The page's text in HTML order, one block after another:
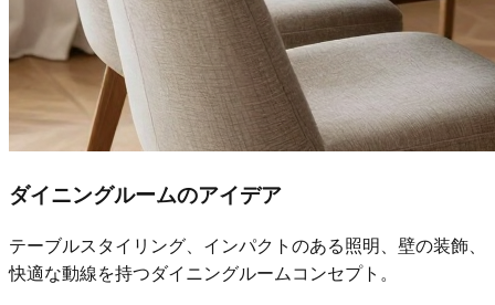
ダイニングルームのアイデア
テーブルスタイリング、インパクトのある照明、壁の装飾、
快適な動線を持つダイニングルームコンセプト。